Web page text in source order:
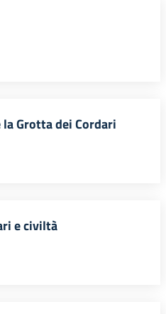
la Grotta dei Cordari
e civiltà